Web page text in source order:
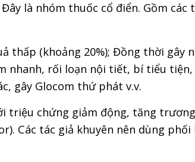
là nhóm thuốc cổ điển. Gồm các
thấp (khoảng 20%); Đồng thời gây
nhanh, rối loạn nội tiết, bí tiểu
gây Glocom thứ phát v.v.
triệu chứng giảm động, tăng
Các tác giả khuyên nên dùng phối